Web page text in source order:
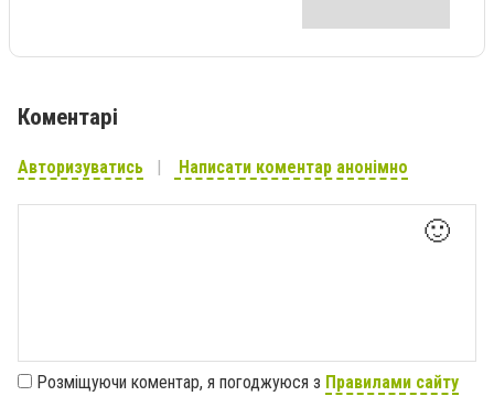
Коментарі
Авторизуватись Написати коментар анонімно
🙂
Розміщуючи коментар, я погоджуюся з Правилами сайту